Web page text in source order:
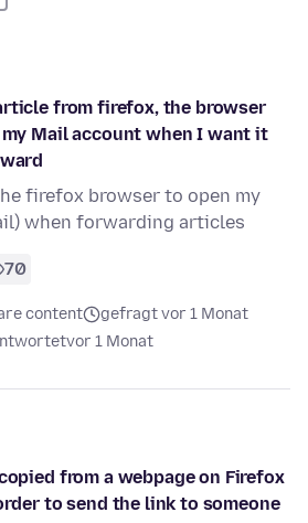
from firefox, the browser
Mail account when I want it
firefox browser to open my
when forwarding articles
70
content
gefragt vor 1 Monat
vor 1 Monat
from a webpage on Firefox
to send the link to someone